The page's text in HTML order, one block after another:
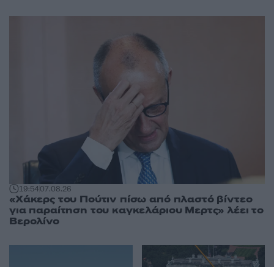
19:5407.08.26
«Χάκερς του Πούτιν πίσω από πλαστό βίντεο
για παραίτηση του καγκελάριου Μερτς» λέει το
Βερολίνο